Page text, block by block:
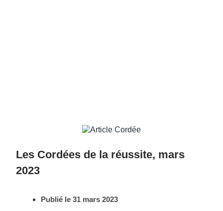
Les Cordées de la réussite, mars
2023
Publié le 31 mars 2023